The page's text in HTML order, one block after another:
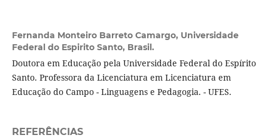
Fernanda Monteiro Barreto Camargo, Universidade
Federal do Espirito Santo, Brasil.
Doutora em Educação pela Universidade Federal do Espírito
Santo. Professora da Licenciatura em Licenciatura em
Educação do Campo - Linguagens e Pedagogia. - UFES.
REFERÊNCIAS